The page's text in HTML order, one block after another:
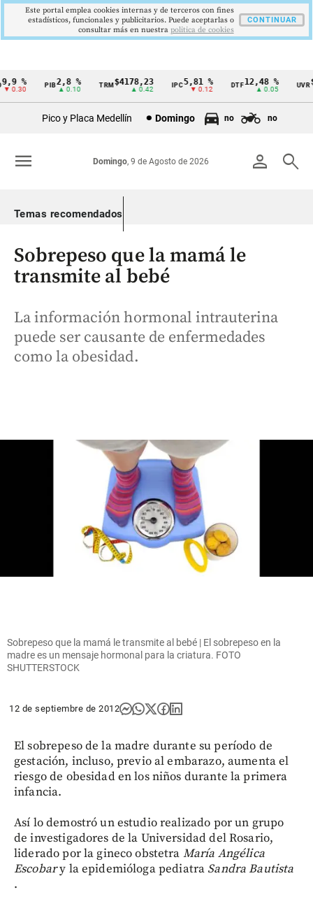
Cintillo
Colombia
% PIB2,8 %
▲ 0.10
TRM$4178,23
▲ 0.42
5,81 %
▼ 0.12
DTF12,48 %
▲ 0.05
UVR
Pico y Placa Medellín Domingo no no
person search
Domingo, 9 de Agosto de 2026
menu
Temas recomendados
Sobrepeso que la mamá le
transmite al bebé
La información hormonal intrauterina
puede ser causante de enfermedades
como la obesidad.
Sobrepeso que la mamá le transmite al bebé | El sobrepeso en la
madre es un mensaje hormonal para la criatura. FOTO
SHUTTERSTOCK
12 de septiembre de 2012
El sobrepeso de la madre durante su período de
gestación, incluso, previo al embarazo, aumenta el
riesgo de obesidad en los niños durante la primera
infancia.
Así lo demostró un estudio realizado por un grupo
de investigadores de la Universidad del Rosario,
liderado por la gineco obstetra María Angélica
Escobary la epidemióloga pediatra Sandra Bautista
.
Este portal emplea cookies internas y de terceros con fines
estadísticos, funcionales y publicitarios. Puede aceptarlas o
consultar más en nuestra politica de cookies
CONTINUAR